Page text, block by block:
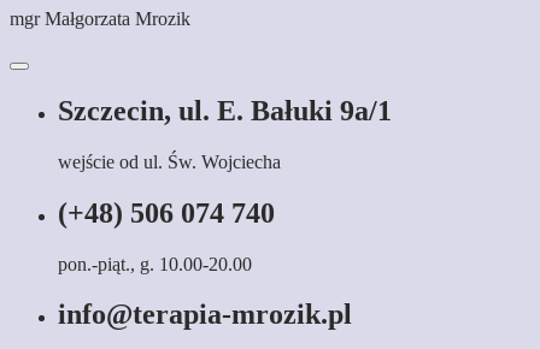
mgr Małgorzata Mrozik
Szczecin, ul. E. Bałuki 9a/1
wejście od ul. Św. Wojciecha
(+48) 506 074 740
pon.-piąt., g. 10.00-20.00
info@terapia-mrozik.pl